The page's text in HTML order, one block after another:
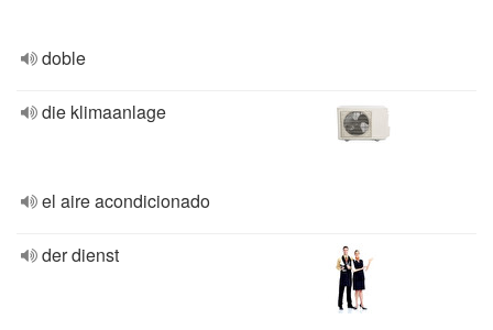
doble
die klimaanlage
el aire acondicionado
der dienst